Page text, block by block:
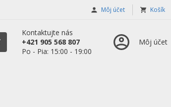
Môj účet Košík
Kontaktujte nás
+421 905 568 807
Po - Pia: 15:00 - 19:00
Môj účet